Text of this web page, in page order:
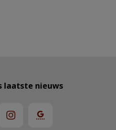
laatste nieuws